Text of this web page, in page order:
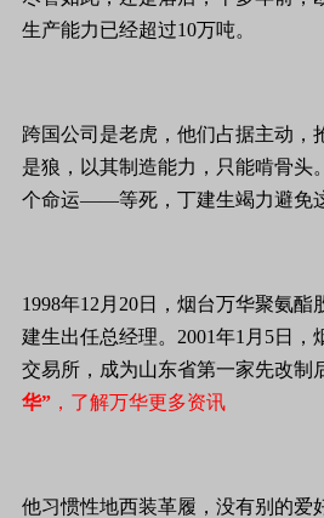
生产能力已经超过10万吨。
跨国公司是老虎，他们占据主动，
是狼，以其制造能力，只能啃骨头
个命运——等死，丁建生竭力避免
1998年12月20日，烟台万华聚氨
建生出任总经理。2001年1月5日，
交易所，成为山东省第一家先改制
华” ，了解万华更多资讯
他习惯性地西装革履，没有别的爱